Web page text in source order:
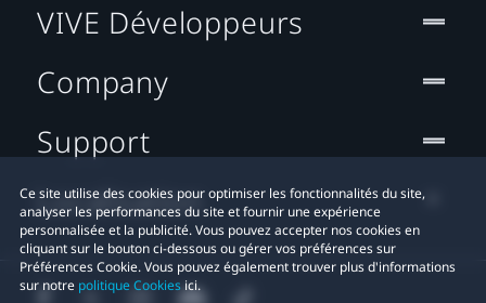
Ce site utilise des cookies pour optimiser les fonctionnalités du site,
analyser les performances du site et fournir une expérience
personnalisée et la publicité. Vous pouvez accepter nos cookies en
cliquant sur le bouton ci-dessous ou gérer vos préférences sur
Préférences Cookie. Vous pouvez également trouver plus d'informations
sur notre politique Cookiesici.
VIVE Développeurs
Company
Support
Localisation